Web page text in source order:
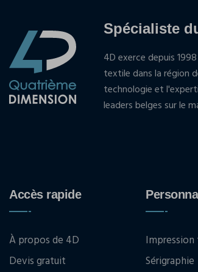
Spécialiste
4D exerce depuis
textile dans la région
technologie et
leaders belges sur le
Accès rapide
À propos de 4D
Devis gratuit
Sérigraphie